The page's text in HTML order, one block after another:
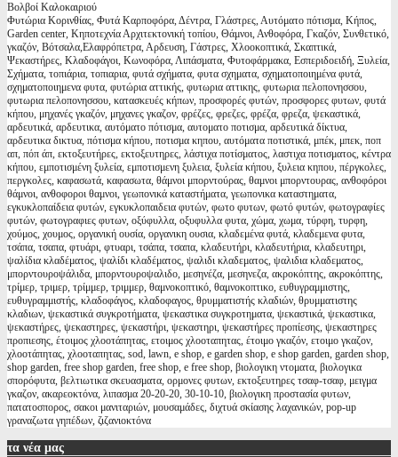
Βολβοί Καλοκαιριού
Φυτώρια Κορινθίας, Φυτά Καρποφόρα, Δέντρα, Γλάστρες, Αυτόματο πότισμα, Κήπος,
Garden center, Κηποτεχνία Αρχιτεκτονική τοπίου, Θάμνοι, Ανθοφόρα, Γκαζόν, Συνθετικό,
γκαζόν, Βότσαλα,Ελαφρόπετρα, Αρδευση, Γάστρες, Χλοοκοπτικά, Σκαπτικά,
Ψεκαστήρες, Κλαδοφάγοι, Κωνοφόρα, Λιπάσματα, Φυτοφάρμακα, Εσπεριδοειδή, Ξυλεία,
Σχήματα, τοπιάρια, τοπιαρια, φυτά σχήματα, φυτα σχηματα, σχηματοποιημένα φυτά,
σχηματοποιημενα φυτα, φυτώρια αττικής, φυτωρια αττικης, φυτωρια πελοπονησσου,
φυτωρια πελοπονησσου, κατασκευές κήπων, προσφορές φυτών, προσφορες φυτων, φυτά
κήπου, μηχανές γκαζόν, μηχανες γκαζον, φρέζες, φρεζες, φρέζα, φρεζα, ψεκαστικά,
αρδευτικά, αρδευτικα, αυτόματο πότισμα, αυτοματο ποτισμα, αρδευτικά δίκτυα,
αρδευτικα δικτυα, πότισμα κήπου, ποτισμα κηπου, αυτόματα ποτιστικά, μπέκ, μπεκ, ποπ
απ, πόπ άπ, εκτοξευτήρες, εκτοξευτηρες, λάστιχα ποτίσματος, λαστιχα ποτισματος, κέντρα
κήπου, εμποτισμένη ξυλεία, εμποτισμενη ξυλεια, ξυλεία κήπου, ξυλεια κηπου, πέργκολες,
περγκολες, καφασωτά, καφασωτα, θάμνοι μπορντούρας, θαμνοι μπορντουρας, ανθοφόροι
θάμνοι, ανθοφοροι θαμνοι, γεωπονικά καταστήματα, γεωπονικα καταστηματα,
εγκυκλοπαίδεια φυτών, εγκυκλοπαιδεια φυτών, φωτο φυτων, φωτό φυτών, φωτογραφίες
φυτών, φωτογραφιες φυτων, οξύφυλλα, οξυφυλλα φυτα, χώμα, χωμα, τύρφη, τυρφη,
χούμος, χουμος, οργανική ουσία, οργανικη ουσια, κλαδεμένα φυτά, κλαδεμενα φυτα,
τσάπα, τσαπα, φτυάρι, φτυαρι, τσάπα, τσαπα, κλαδευτήρι, κλαδευτήρια, κλαδευτηρι,
ψαλίδια κλαδέματος, ψαλίδι κλαδέματος, ψαλιδι κλαδεματος, ψαλιδια κλαδεματος,
μπορντουροψάλιδα, μπορντουροψαλιδο, μεσηνέζα, μεσηνεζα, ακροκόπτης, ακροκόπτης,
τρίμερ, τριμερ, τρίμμερ, τριμμερ, θαμνοκοπτικό, θαμνοκοπτικο, ευθυγραμμιστης,
ευθυγραμμιστής, κλαδοφάγος, κλαδοφαγος, θρυμματιστής κλαδιών, θρυμματιστης
κλαδιων, ψεκαστικά συγκροτήματα, ψεκαστικα συγκροτηματα, ψεκαστικά, ψεκαστικα,
ψεκαστήρες, ψεκαστηρες, ψεκαστήρι, ψεκαστηρι, ψεκαστήρες προπίεσης, ψεκαστηρες
προπιεσης, έτοιμος χλοοτάπητας, ετοιμος χλοοταπητας, έτοιμο γκαζόν, ετοιμο γκαζον,
χλοοτάπητας, χλοοταπητας, sod, lawn, e shop, e garden shop, e shop garden, garden shop,
shop garden, free shop garden, free shop, e free shop, βιολογικη ντοματα, βιολογικα
σπορόφυτα, βελτιωτικα σκευασματα, ορμονες φυτων, εκτοξευτηρες τσαφ-τσαφ, μειγμα
γκαζον, ακαρεοκτόνα, λιπασμα 20-20-20, 30-10-10, βιολογικη προστασία φυτων,
πατατοσπορος, σακοι μανιταριών, μουσαμάδες, διχτυά σκίασης λαχανικών, pop-up
γραναζωτα γηπέδων, ζιζανιοκτόνα
τα νέα μας